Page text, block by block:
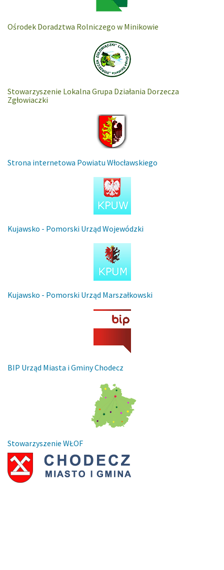
Ośrodek Doradztwa Rolniczego w Minikowie
Stowarzyszenie Lokalna Grupa Działania Dorzecza
Zgłowiaczki
Strona internetowa Powiatu Włocławskiego
Kujawsko - Pomorski Urząd Wojewódzki
Kujawsko - Pomorski Urząd Marszałkowski
BIP Urząd Miasta i Gminy Chodecz
Stowarzyszenie WŁOF